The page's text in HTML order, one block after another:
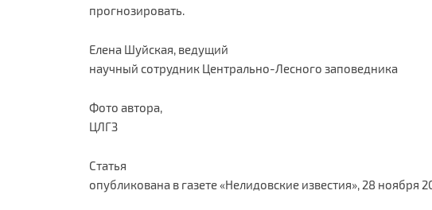
прогнозировать.
Елена Шуйская, ведущий
научный сотрудник Центрально-Лесного заповедника
Фото автора,
ЦЛГЗ
Статья
опубликована в газете «Нелидовские известия», 28 ноября